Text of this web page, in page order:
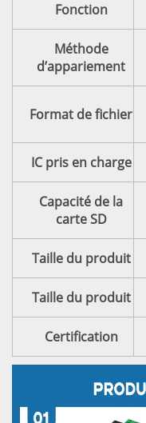
Fonction
Méthode
d’appariement
Format de fichier
IC pris en charge
Capacité de la
carte SD
Taille du produit
Taille du produit
Certification